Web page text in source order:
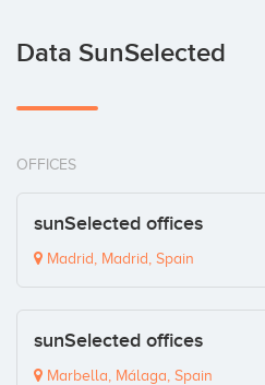
Data SunSelected
OFFICES
sunSelected offices
Madrid, Madrid, Spain
sunSelected offices
Marbella, Málaga, Spain